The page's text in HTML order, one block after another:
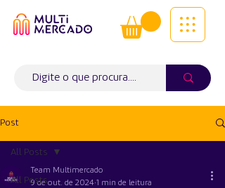
Tudo num só lugar! | Entregas ao
domicílio
Post
All Posts
All Posts
Team Multimercado
9 de out. de 2024 1 min de leitura